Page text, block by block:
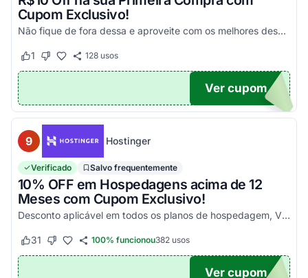
Cupom Exclusivo!
Não fique de fora dessa e aproveite com os melhores descontos! Válido em compras acima de R$100!
Este cupom funcionou
1 Este cupom não funcionou
128usos
UPOM
Ver cupom
9 Hostinger
Verificado Salvo frequentemente
10% OFF em Hospedagens acima de 12
Meses com Cupom Exclusivo!
Desconto aplicável em todos os planos de hospedagem, VPS e Cloud, maiores que 12 meses. Aproveite!
Este cupom funcionou
31 Este cupom não funcionou
100% funcionou382usos
UPOM
Ver cupom